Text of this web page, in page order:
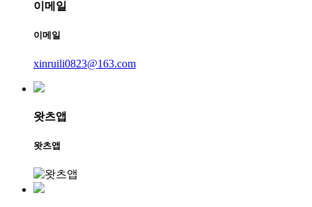
이메일
이메일
xinruili0823@163.com
왓츠앱
왓츠앱